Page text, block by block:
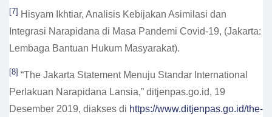
[7] Hisyam Ikhtiar, Analisis Kebijakan Asimilasi dan
Integrasi Narapidana di Masa Pandemi Covid-19, (Jakarta:
Lembaga Bantuan Hukum Masyarakat).
[8] “The Jakarta Statement Menuju Standar International
Perlakuan Narapidana Lansia,” ditjenpas.go.id, 19
Desember 2019, diakses di https://www.ditjenpas.go.id/the-